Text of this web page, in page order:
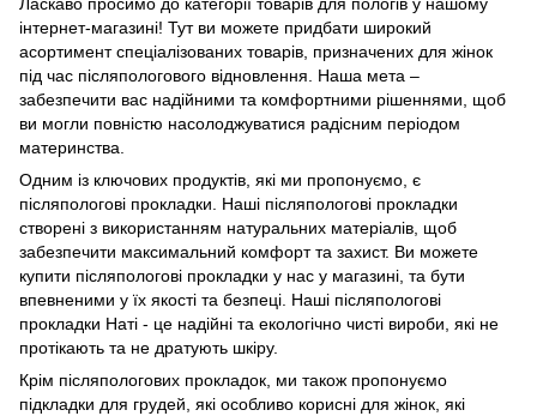
інтернет-магазині! Тут ви можете придбати широкий
асортимент спеціалізованих товарів, призначених для жінок
під час післяпологового відновлення. Наша мета –
забезпечити вас надійними та комфортними рішеннями, щоб
ви могли повністю насолоджуватися радісним періодом
материнства.
Одним із ключових продуктів, які ми пропонуємо, є
післяпологові прокладки. Наші післяпологові прокладки
створені з використанням натуральних матеріалів, щоб
забезпечити максимальний комфорт та захист. Ви можете
купити післяпологові прокладки у нас у магазині, та бути
впевненими у їх якості та безпеці. Наші післяпологові
прокладки Наті - це надійні та екологічно чисті вироби, які не
протікають та не дратують шкіру.
Крім післяпологових прокладок, ми також пропонуємо
підкладки для грудей, які особливо корисні для жінок, які